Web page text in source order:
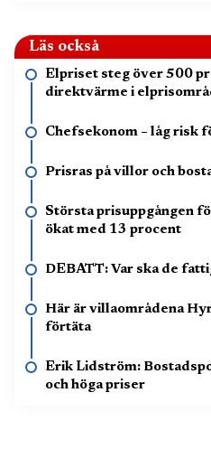
Läs också
Elpriset steg över 500
direktvärme i
Chefsekonom – låg risk
Prisras på villor och
Största prisuppgången
ökat med 13 procent
DEBATT: Var ska de
Här är villaområdena
förtäta
Erik Lidström:
och höga priser